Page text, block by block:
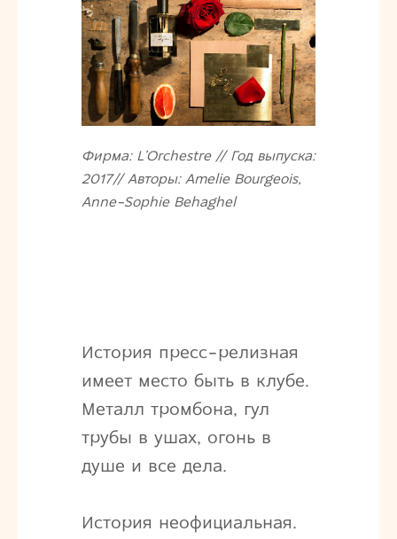
Фирма: L’Orchestre // Год выпуска:
2017// Авторы: Amelie Bourgeois,
Anne-Sophie Behaghel
История пресс-релизная
имеет место быть в клубе.
Металл тромбона, гул
трубы в ушах, огонь в
душе и все дела.
История неофициальная.